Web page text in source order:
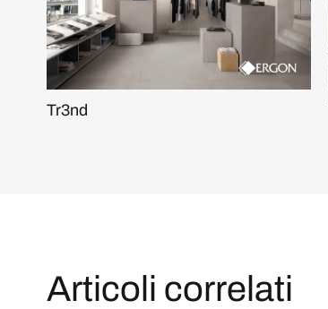
Tr3nd
Articoli correlati